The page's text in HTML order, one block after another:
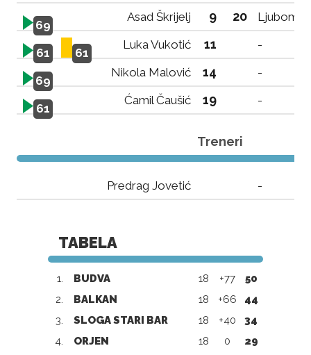
69
Asad Škrijelj 9 20 Ljubomir
61 61
Luka Vukotić 11 -
69
Nikola Malović 14 -
61
Ćamil Čaušić 19 -
Treneri
Predrag Jovetić -
TABELA
1. BUDVA 18 +77
50
2.
BALKAN 18 +66
44
3.
SLOGA STARI BAR 18 +40
34
4.
ORJEN 18 0
29